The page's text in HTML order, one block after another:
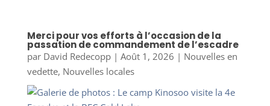
Merci pour vos efforts à l’occasion de la
passation de commandement de l’escadre
par David Redecopp| Août 1, 2026 | Nouvelles en
vedette, Nouvelles locales